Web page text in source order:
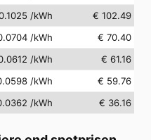
/kWh
€ 102.49
/kWh
€ 70.40
/kWh
€ 61.16
/kWh
€ 59.76
/kWh € 36.16